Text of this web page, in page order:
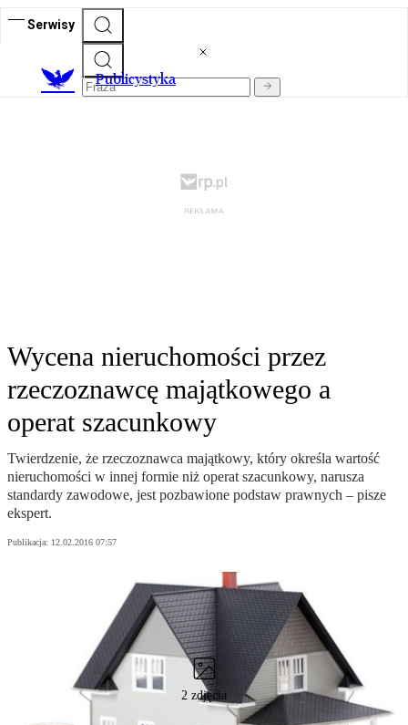
Serwisy
Publicystyka
Wycena nieruchomości przez
rzeczoznawcę majątkowego a
operat szacunkowy
Twierdzenie, że rzeczoznawca majątkowy, który określa wartość
nieruchomości w innej formie niż operat szacunkowy, narusza
standardy zawodowe, jest pozbawione podstaw prawnych – pisze
ekspert.
Publikacja: 12.02.2016 07:57
2 zdjęcia